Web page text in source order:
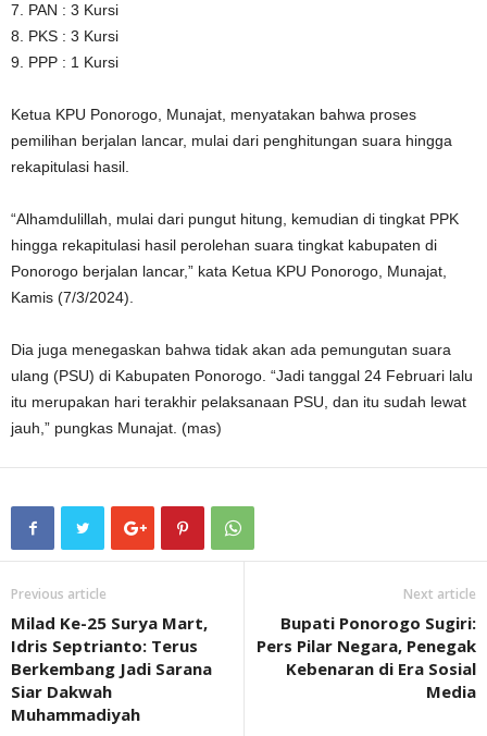
7. PAN : 3 Kursi
8. PKS : 3 Kursi
9. PPP : 1 Kursi
Ketua KPU Ponorogo, Munajat, menyatakan bahwa proses
pemilihan berjalan lancar, mulai dari penghitungan suara hingga
rekapitulasi hasil.
“Alhamdulillah, mulai dari pungut hitung, kemudian di tingkat PPK
hingga rekapitulasi hasil perolehan suara tingkat kabupaten di
Ponorogo berjalan lancar,” kata Ketua KPU Ponorogo, Munajat,
Kamis (7/3/2024).
Dia juga menegaskan bahwa tidak akan ada pemungutan suara
ulang (PSU) di Kabupaten Ponorogo. “Jadi tanggal 24 Februari lalu
itu merupakan hari terakhir pelaksanaan PSU, dan itu sudah lewat
jauh,” pungkas Munajat. (mas)
Previous article
Milad Ke-25 Surya Mart,
Idris Septrianto: Terus
Berkembang Jadi Sarana
Siar Dakwah
Muhammadiyah
Next article
Bupati Ponorogo Sugiri:
Pers Pilar Negara, Penegak
Kebenaran di Era Sosial
Media